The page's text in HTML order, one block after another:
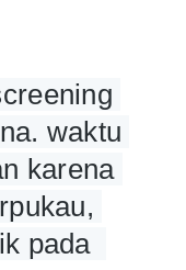
waktu
karena
pada